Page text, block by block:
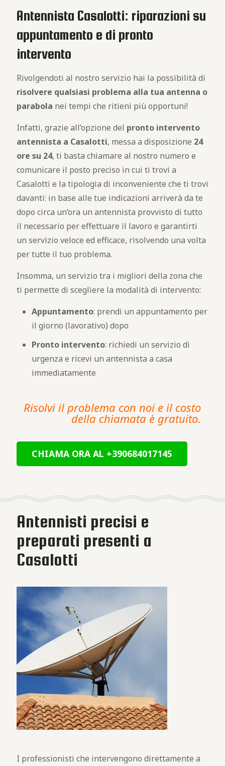
Antennista Casalotti: riparazioni su
appuntamento e di pronto
intervento
Rivolgendoti al nostro servizio hai la possibilità di
risolvere qualsiasi problema alla tua antenna o
parabola nei tempi che ritieni più opportuni!
Infatti, grazie all’opzione del pronto intervento
antennista a Casalotti, messa a disposizione 24
ore su 24, ti basta chiamare al nostro numero e
comunicare il posto preciso in cui ti trovi a
Casalotti e la tipologia di inconveniente che ti trovi
davanti: in base alle tue indicazioni arriverà da te
dopo circa un’ora un antennista provvisto di tutto
il necessario per effettuare il lavoro e garantirti
un servizio veloce ed efficace, risolvendo una volta
per tutte il tuo problema.
Insomma, un servizio tra i migliori della zona che
ti permette di scegliere la modalità di intervento:
Appuntamento: prendi un appuntamento per
il giorno (lavorativo) dopo
Pronto intervento: richiedi un servizio di
urgenza e ricevi un antennista a casa
immediatamente
Risolvi il problema con noi e il costo
della chiamata è gratuito.
CHIAMA ORA AL +390684017145
Antennisti precisi e
preparati presenti a
Casalotti
I professionisti che intervengono direttamente a